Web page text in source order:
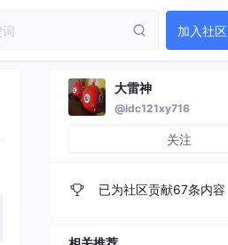
加入社区
大雷神
@ldc121xy716
关注
已为社区贡献67条内容